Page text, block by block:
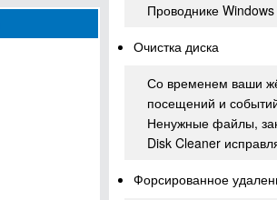
Проводнике
Очистка диска
Со временем ваши
посещений и
Ненужные файлы,
Disk Cleaner
Форсированное